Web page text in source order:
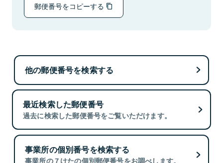
郵便番号をコピーする
他の郵便番号を検索する
最近検索した郵便番号
過去に検索した郵便番号をご覧いただけます。
事業所の個別番号を検索する
事業所の７けたの個別郵便番号をお調べします。